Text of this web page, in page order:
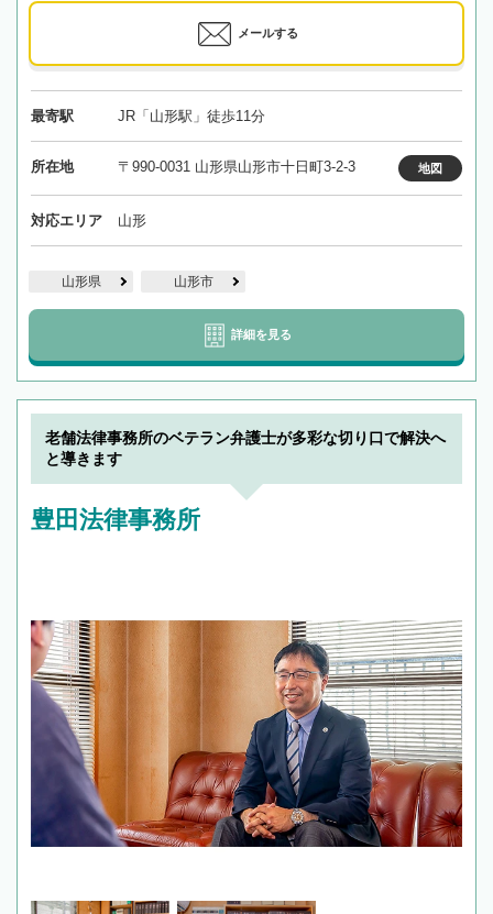
メールする
最寄駅 JR「山形駅」徒歩11分
所在地 〒990-0031 山形県山形市十日町3-2-3 地図
対応エリア 山形
山形県 山形市
詳細を見る
老舗法律事務所のベテラン弁護士が多彩な切り口で解決へ
と導きます
豊田法律事務所